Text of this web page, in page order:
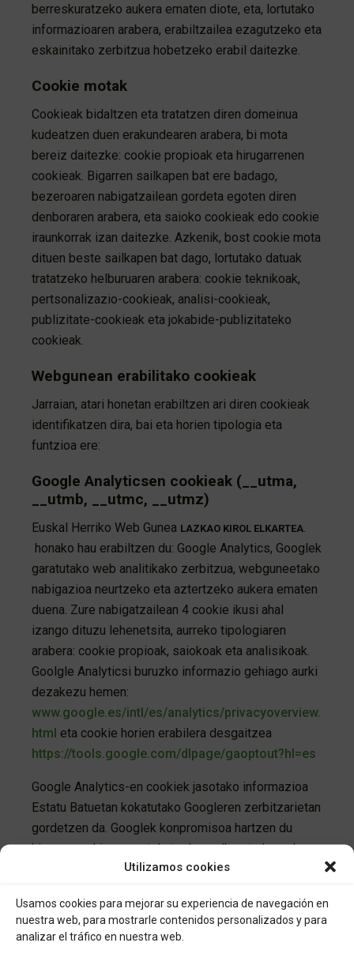
Utilizamos cookies
Usamos cookies para mejorar su experiencia de navegación en
nuestra web, para mostrarle contenidos personalizados y para
analizar el tráfico en nuestra web.
berreskuratzeko aukera ematen diote, eta, lortutako
informazioaren arabera, erabiltzailea ezagutzeko eta
eskainitako zerbitzua hobetzeko erabil daitezke.
Cookie motak
Cookieak bidaltzen eta tratatzen diren domeinua
kudeatzen duen erakundearen arabera, bi mota
bereiz daitezke: cookie propioak eta hirugarrenen
cookieak. Bigarren sailkapen bat ere badago,
bezeroaren nabigatzailean gordeta egoten diren
denboraren arabera, eta saioko cookieak edo cookie
iraunkorrak izan daitezke. Azkenik, bost cookie mota
dituen beste sailkapen bat dago, lortutako datuak
tratatzeko helburuaren arabera: cookie teknikoak,
pertsonalizazio-cookieak, analisi-cookieak,
publizitate-cookieak eta jokabide-publizitateko
cookieak.
Webgunean erabilitako cookieak
Jarraian, atari honetan erabiltzen ari diren cookieak
identifikatzen dira, bai eta horien tipologia eta
funtzioa ere:
Google Analyticsen cookieak (__utma,
__utmb, __utmc, __utmz)
Euskal Herriko Web Gunea LAZKAO KIROL ELKARTEA.
honako hau erabiltzen du: Google Analytics, Googlek
garatutako web analitikako zerbitzua, webguneetako
nabigazioa neurtzeko eta aztertzeko aukera ematen
duena. Zure nabigatzailean 4 cookie ikusi ahal
izango dituzu lehenetsita, aurreko tipologiaren
arabera: cookie propioak, saiokoak eta analisikoak.
Goolgle Analyticsi buruzko informazio gehiago aurki
dezakezu hemen:
www.google.es/intl/es/analytics/privacyoverview.
html eta cookie horien erabilera desgaitzea
https://tools.google.com/dlpage/gaoptout?hl=es
Google Analytics-en cookiek jasotako informazioa
Estatu Batuetan kokatutako Googleren zerbitzarietan
gordetzen da. Googlek konpromisoa hartzen du
hirugarrenekin ez partekatzeko, salbu eta legezko
aginduz eskatzen bazaio edo sistemaren
du zure IP helbidea beste edozein informaziorekin
lotzen.